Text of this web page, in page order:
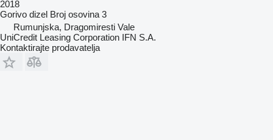
2018
Gorivo dizel Broj osovina 3
Rumunjska, Dragomiresti Vale
UniCredit Leasing Corporation IFN S.A.
Kontaktirajte prodavatelja